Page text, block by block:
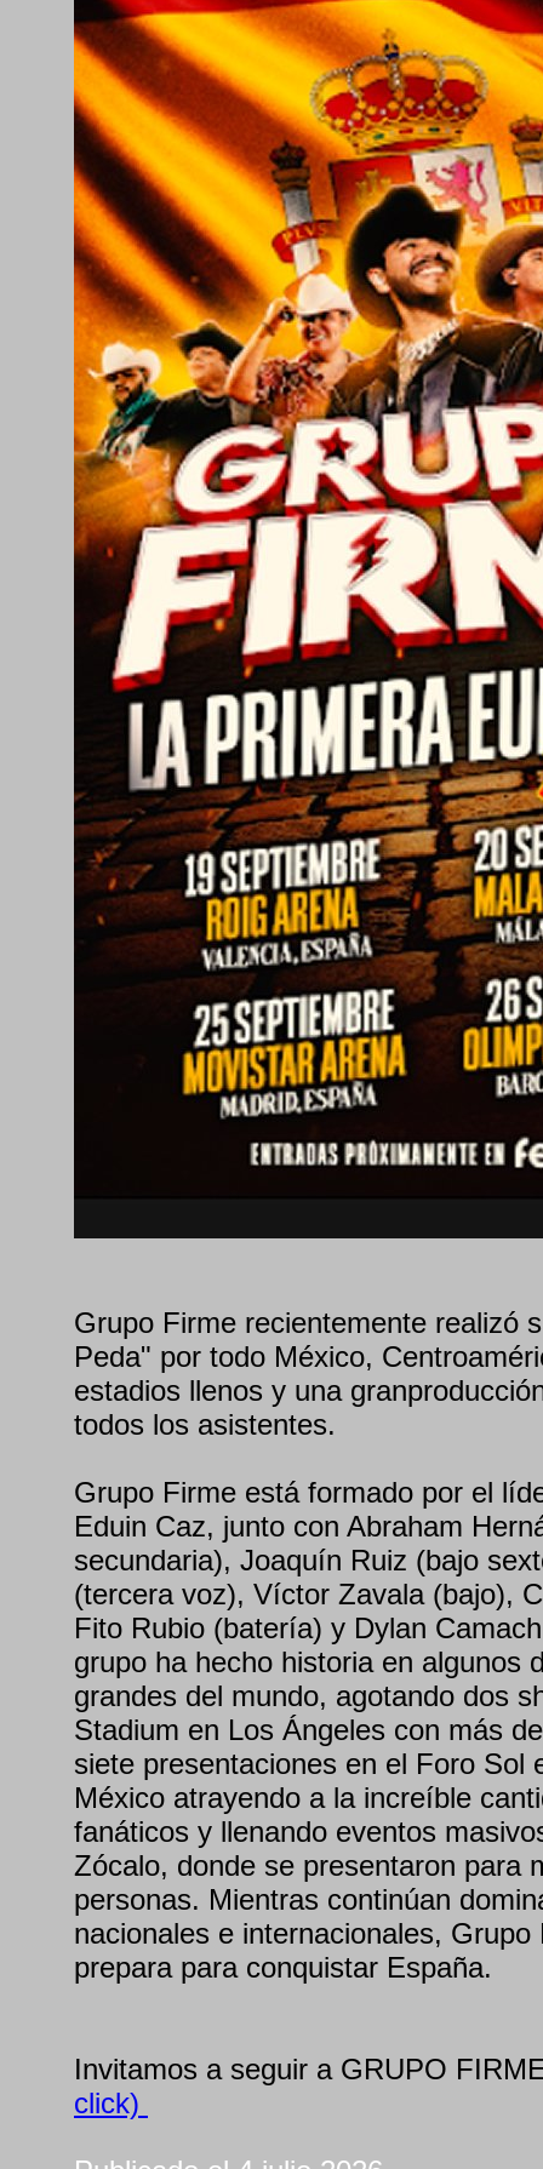
Grupo Firme recientemente realizó
Peda" por todo México,
estadios llenos y una
todos los asistentes.
Grupo Firme está formado por el
Eduin Caz, junto con Abraham
secundaria), Joaquín Ruiz (bajo
(tercera voz), Víctor Zavala (bajo),
Fito Rubio (batería) y Dylan
grupo ha hecho historia en algunos
grandes del mundo, agotando dos
Stadium en Los Ángeles con más
siete presentaciones en el Foro Sol
México atrayendo a la increíble
fanáticos y llenando eventos
Zócalo, donde se presentaron para
personas. Mientras continúan
nacionales e internacionales, Grupo
prepara para conquistar España.
Invitamos a seguir a GRUPO
click)